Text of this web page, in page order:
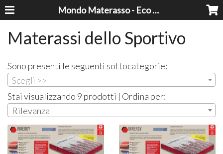
Mondo Materasso - Eco Dreams srl
Materassi dello Sportivo
Sono presenti le seguenti sottocategorie:
Scegli >>
Stai visualizzando 9 prodotti | Ordina per:
Rilevanza